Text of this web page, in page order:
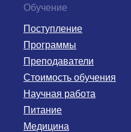
Научная работа
Медицина
Питание
Поступление
Стоимость обучения
Преподаватели
Программы
Обучение